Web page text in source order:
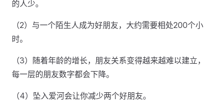
的人少。
（2）与一个陌生人成为好朋友，大约需要相处200个小
时。
（3）随着年龄的增长，朋友关系变得越来越难以建立，
每一层的朋友数字都会下降。
（4）坠入爱河会让你减少两个好朋友。